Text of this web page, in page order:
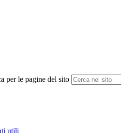
per le pagine del sito
utili